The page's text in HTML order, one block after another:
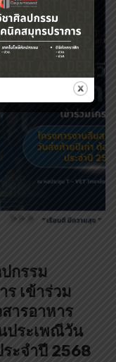
กรรม
เข้าร่วม
ารอาหาร
ประเพณีวัน
ะจำปี 2568